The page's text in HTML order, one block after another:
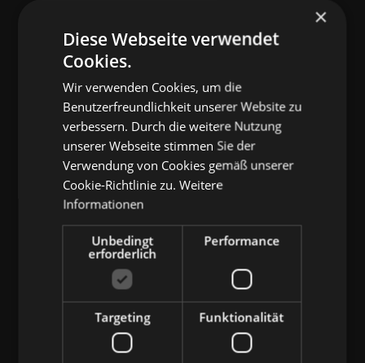
DBD – Meine Bilanz
für das
Geburtsevent 2022
Unheimliche
Maskerade
×
Diese Webseite verwendet
Cookies.
Wir verwenden Cookies, um die
Benutzerfreundlichkeit unserer Website zu
verbessern. Durch die weitere Nutzung
unserer Webseite stimmen Sie der
Verwendung von Cookies gemäß unserer
Cookie-Richtlinie zu.Weitere
Informationen
Unbedingt
erforderlich
Performance
Targeting Funktionalität